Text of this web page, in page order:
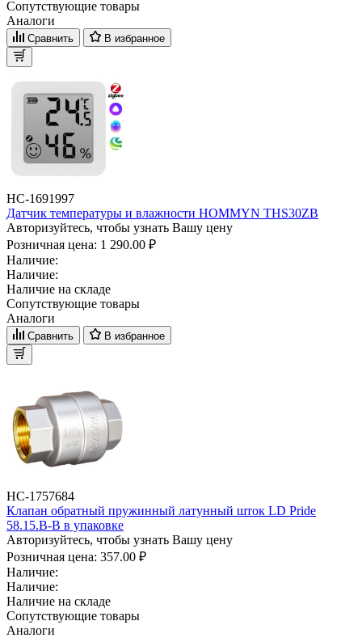
Сопутствующие товары
Аналоги
Сравнить В избранное
НС-1691997
Датчик температуры и влажности HOMMYN THS30ZB
Авторизуйтесь, чтобы узнать Вашу цену
Розничная цена: 1 290.00 ₽
Наличие:
Наличие:
Наличие на складе
Сопутствующие товары
Аналоги
Сравнить В избранное
НС-1757684
Клапан обратный пружинный латунный шток LD Pride
58.15.В-В в упаковке
Авторизуйтесь, чтобы узнать Вашу цену
Розничная цена: 357.00 ₽
Наличие:
Наличие:
Наличие на складе
Сопутствующие товары
Аналоги